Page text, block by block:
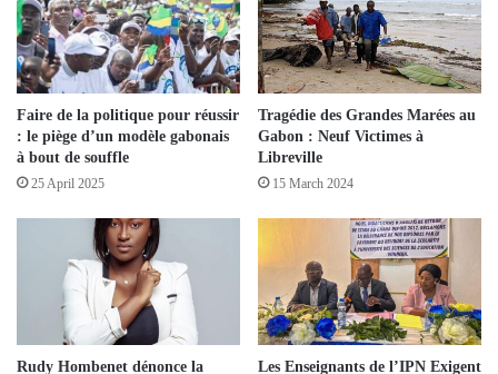
Faire de la politique pour réussir
: le piège d’un modèle gabonais
à bout de souffle
25 April 2025
Tragédie des Grandes Marées au
Gabon : Neuf Victimes à
Libreville
15 March 2024
Rudy Hombenet dénonce la Les Enseignants de l’IPN Exigent